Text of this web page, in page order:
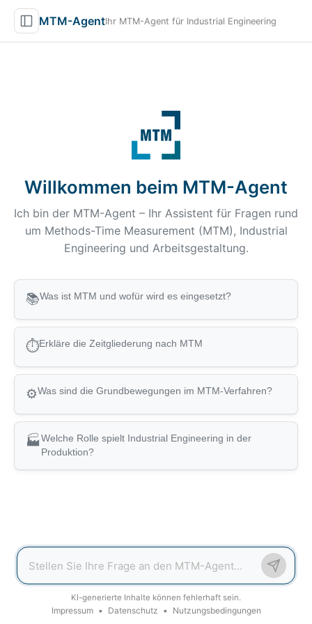
MTM-AgentIhr MTM-Agent für Industrial Engineering
Willkommen beim MTM-Agent
Ich bin der MTM-Agent – Ihr Assistent für Fragen rund
um Methods-Time Measurement (MTM), Industrial
Engineering und Arbeitsgestaltung.
📚Was ist MTM und wofür wird es eingesetzt?
⏱Erkläre die Zeitgliederung nach MTM
⚙Was sind die Grundbewegungen im MTM-Verfahren?
🏭 Welche Rolle spielt Industrial Engineering in der
Produktion?
KI-generierte Inhalte können fehlerhaft sein.
Impressum ▪ Datenschutz ▪ Nutzungsbedingungen